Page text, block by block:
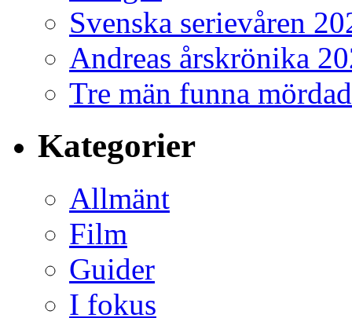
Svenska serievåren
Andreas årskrönika
Tre män funna
Kategorier
Allmänt
Film
Guider
I fokus